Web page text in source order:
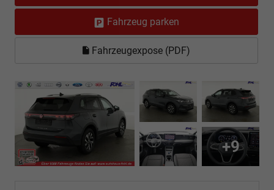
Fahrzeug parken
Fahrzeugexpose (PDF)
+9